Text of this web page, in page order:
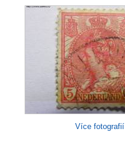
Více fotografií